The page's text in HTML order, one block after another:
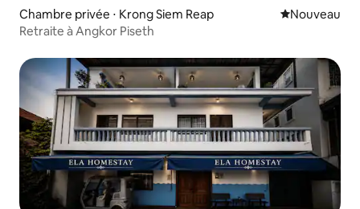
Chambre privée ⋅ Krong Siem Reap Nouvel
Nouveau
Retraite à Angkor Piseth